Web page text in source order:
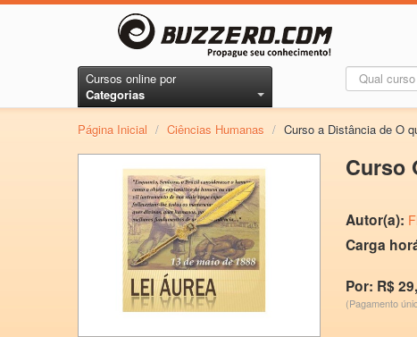
Cursos online por
Categorias
Página Inicial / Ciências Humanas / Curso a Distância de O
Curso
Autor(a):
Carga
Por: R$
(Pagamento